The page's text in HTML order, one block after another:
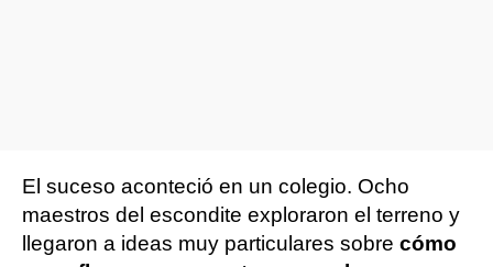
El suceso aconteció en un colegio. Ocho
maestros del escondite exploraron el terreno y
llegaron a ideas muy particulares sobre cómo